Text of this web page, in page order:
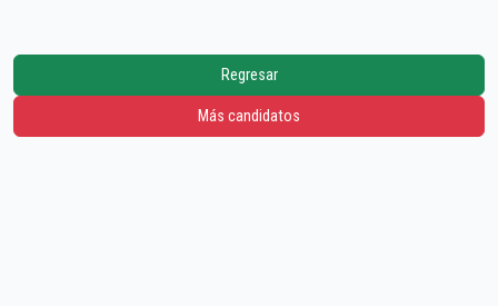
Regresar
Más candidatos